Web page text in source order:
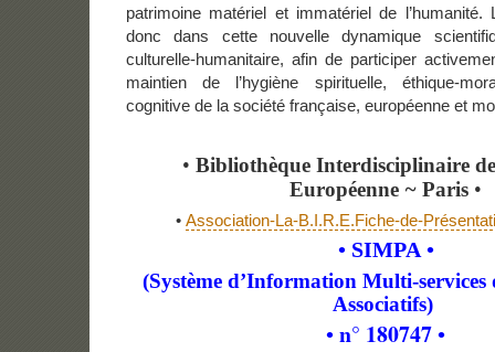
patrimoine matériel et immatériel de l’humanité.
donc dans cette nouvelle dynamique
culturelle-humanitaire, afin de participer
maintien de l’hygiène spirituelle, éthique-
cognitive de la société française, européenne et
• Bibliothèque Interdisciplinaire
Européenne ~ Paris •
• Association-La-B.I.R.E.Fiche-de-
• SIMPA •
(Système d’Information Multi-services
Associatifs)
•n° 180747 •